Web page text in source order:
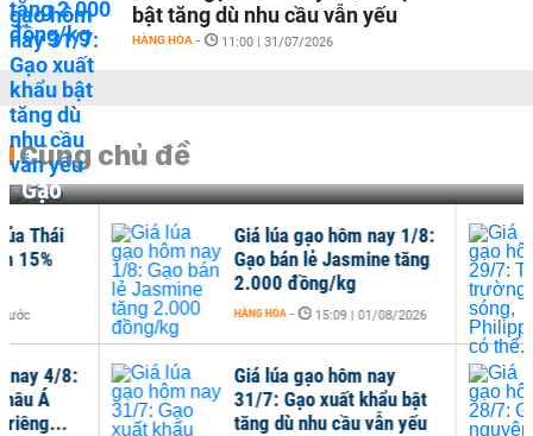
bật tăng dù nhu cầu vẫn yếu
HÀNG HÓA - 11:00 | 31/07/2026
Cùng chủ đề
Gạo
Giá lúa gạo hôm nay 1/8:
Gạo bán lẻ Jasmine tăng
2.000 đồng/kg
HÀNG HÓA - 15:09 | 01/08/2026
Giá lúa gạo hôm nay
31/7: Gạo xuất khẩu bật
tăng dù nhu cầu vẫn yếu
Giá
29/
HÀNG
Giá
28/